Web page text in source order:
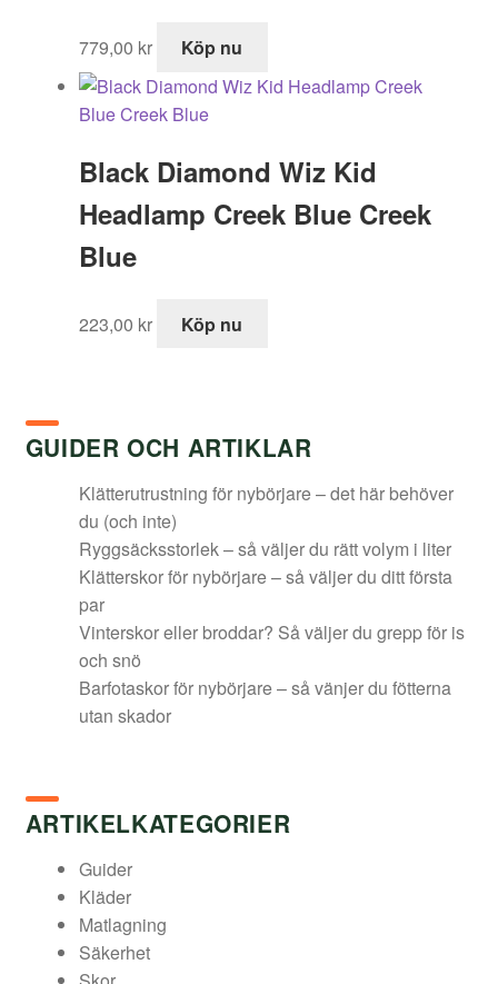
779,00 kr Köp nu
Black Diamond Wiz Kid
Headlamp Creek Blue Creek
Blue
223,00 kr Köp nu
GUIDER OCH ARTIKLAR
Klätterutrustning för nybörjare – det här behöver
du (och inte)
Ryggsäcksstorlek – så väljer du rätt volym i liter
Klätterskor för nybörjare – så väljer du ditt första
par
Vinterskor eller broddar? Så väljer du grepp för is
och snö
Barfotaskor för nybörjare – så vänjer du fötterna
utan skador
ARTIKELKATEGORIER
Guider
Kläder
Matlagning
Säkerhet